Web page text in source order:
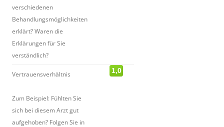
verschiedenen
Behandlungsmöglichkeiten
erklärt? Waren die
Erklärungen für Sie
verständlich?
Vertrauensverhältnis
Zum Beispiel: Fühlten Sie
sich bei diesem Arzt gut
aufgehoben? Folgen Sie in
1,0